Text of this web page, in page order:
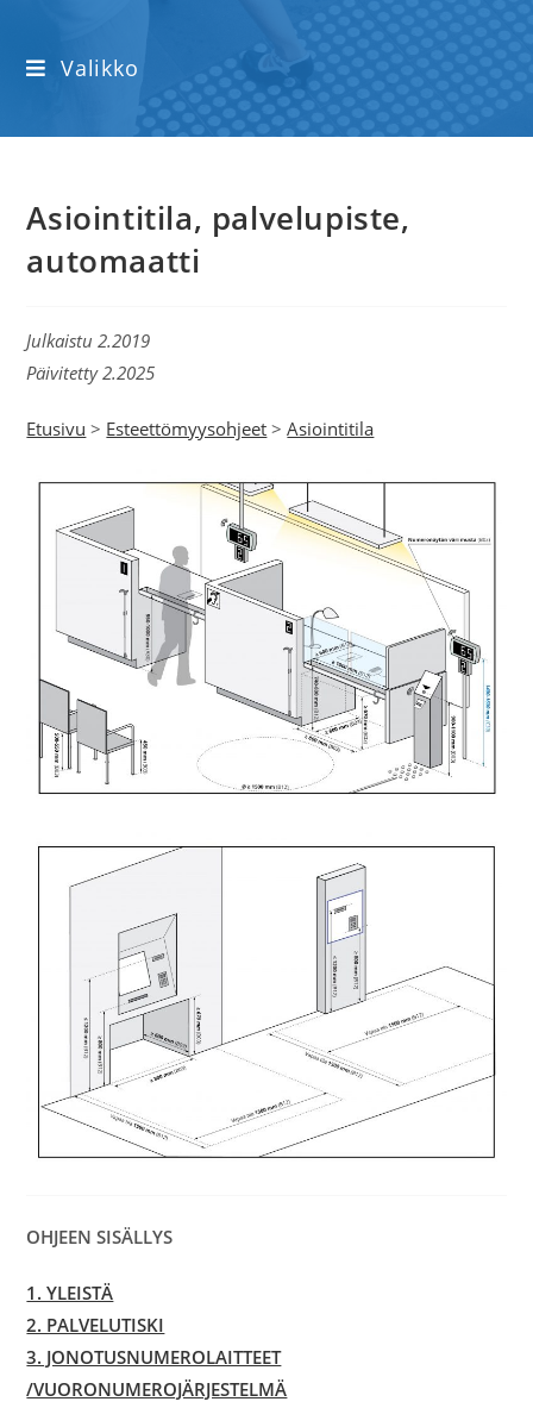
Valikko
Asiointitila, palvelupiste,
automaatti
Julkaistu 2.2019
Päivitetty 2.2025
Etusivu > Esteettömyysohjeet >Asiointitila
OHJEEN SISÄLLYS
1. YLEISTÄ
2. PALVELUTISKI
3. JONOTUSNUMEROLAITTEET
/VUORONUMEROJÄRJESTELMÄ